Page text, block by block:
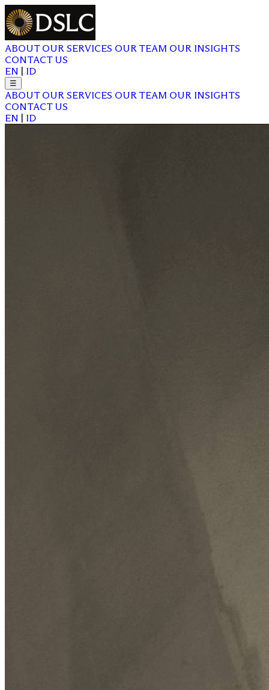
ABOUT OUR SERVICES OUR TEAM OUR INSIGHTS
CONTACT US
EN
ID
☰
ABOUT OUR SERVICES OUR TEAM OUR INSIGHTS
CONTACT US
EN
ID